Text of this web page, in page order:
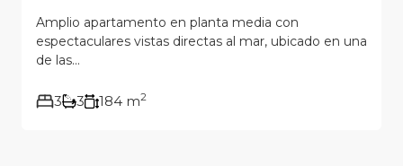
Amplio apartamento en planta media con
espectaculares vistas directas al mar, ubicado en una
de las...
3 3 184 m2